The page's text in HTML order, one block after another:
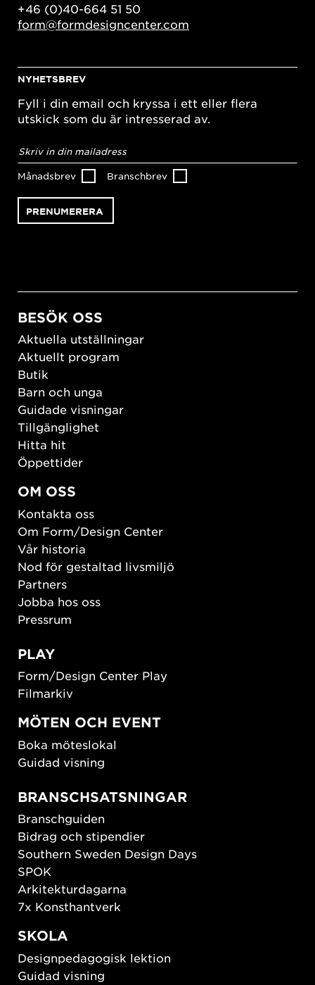
+46 (0)40-664 51 50
form@formdesigncenter.com
NYHETSBREV
Fyll i din email och kryssa i ett eller flera
utskick som du är intresserad av.
postadress*
Månadsbrev Branschbrev
BESÖK OSS
Aktuella utställningar
Aktuellt program
Butik
Barn och unga
Guidade visningar
Tillgänglighet
Hitta hit
Öppettider
OM OSS
Kontakta oss
Om Form/Design Center
Vår historia
Nod för gestaltad livsmiljö
Partners
Jobba hos oss
Pressrum
PLAY
Form/Design Center Play
Filmarkiv
MÖTEN OCH EVENT
Boka möteslokal
Guidad visning
BRANSCHSATSNINGAR
Branschguiden
Bidrag och stipendier
Southern Sweden Design Days
SPOK
Arkitekturdagarna
7x Konsthantverk
SKOLA
Designpedagogisk lektion
Guidad visning